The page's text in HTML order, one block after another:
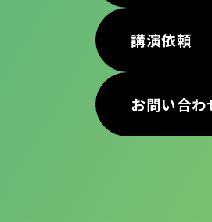
講演依頼
お問い合わ